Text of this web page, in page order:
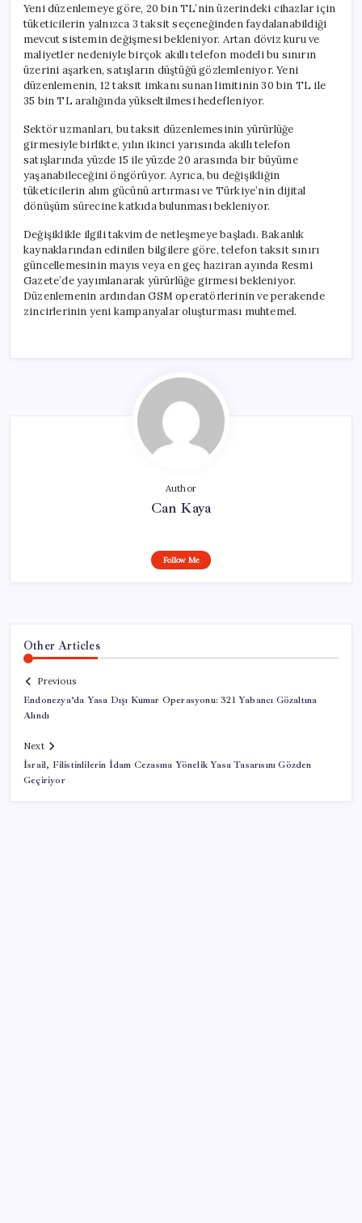
Yeni düzenlemeye göre, 20 bin TL’nin üzerindeki cihazlar için
tüketicilerin yalnızca 3 taksit seçeneğinden faydalanabildiği
mevcut sistemin değişmesi bekleniyor. Artan döviz kuru ve
maliyetler nedeniyle birçok akıllı telefon modeli bu sınırın
üzerini aşarken, satışların düştüğü gözlemleniyor. Yeni
düzenlemenin, 12 taksit imkanı sunan limitinin 30 bin TL ile
35 bin TL aralığında yükseltilmesi hedefleniyor.
Sektör uzmanları, bu taksit düzenlemesinin yürürlüğe
girmesiyle birlikte, yılın ikinci yarısında akıllı telefon
satışlarında yüzde 15 ile yüzde 20 arasında bir büyüme
yaşanabileceğini öngörüyor. Ayrıca, bu değişikliğin
tüketicilerin alım gücünü artırması ve Türkiye’nin dijital
dönüşüm sürecine katkıda bulunması bekleniyor.
Değişiklikle ilgili takvim de netleşmeye başladı. Bakanlık
kaynaklarından edinilen bilgilere göre, telefon taksit sınırı
güncellemesinin mayıs veya en geç haziran ayında Resmi
Gazete’de yayımlanarak yürürlüğe girmesi bekleniyor.
Düzenlemenin ardından GSM operatörlerinin ve perakende
zincirlerinin yeni kampanyalar oluşturması muhtemel.
Author
Can Kaya
Follow Me
Other Articles
Previous
Endonezya’da Yasa Dışı Kumar Operasyonu: 321 Yabancı Gözaltına
Alındı
Next
İsrail, Filistinlilerin İdam Cezasına Yönelik Yasa Tasarısını Gözden
Geçiriyor